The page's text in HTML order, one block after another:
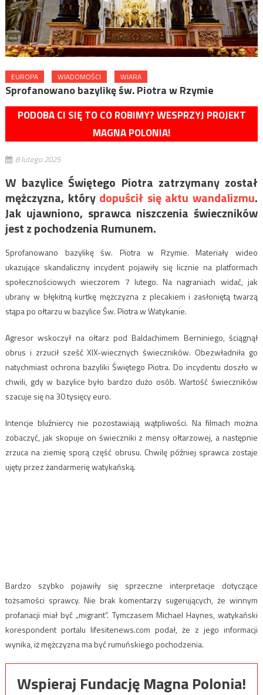
EUROPA WIADOMOŚCI WIARA
Sprofanowano bazylikę św. Piotra w Rzymie
PODOBA CI SIĘ TO CO ROBIMY? WESPRZYJ PROJEKT
MAGNA POLONIA!
8 lutego 2025
W bazylice Świętego Piotra zatrzymany został
mężczyzna, który dopuścił się aktu wandalizmu.
Jak ujawniono, sprawca niszczenia świeczników
jest z pochodzenia Rumunem.
Sprofanowano bazylikę św. Piotra w Rzymie. Materiały wideo
ukazujące skandaliczny incydent pojawiły się licznie na platformach
społecznościowych wieczorem 7 lutego. Na nagraniach widać, jak
ubrany w błękitną kurtkę mężczyzna z plecakiem i zasłoniętą twarzą
stąpa po ołtarzu w bazylice Św. Piotra w Watykanie.
Agresor wskoczył na ołtarz pod Baldachimem Berniniego, ściągnął
obrus i zrzucił sześć XIX-wiecznych świeczników. Obezwładniła go
natychmiast ochrona bazyliki Świętego Piotra. Do incydentu doszło w
chwili, gdy w bazylice było bardzo dużo osób. Wartość świeczników
szacuje się na 30 tysięcy euro.
Intencje bluźniercy nie pozostawiają wątpliwości. Na filmach można
zobaczyć, jak skopuje on świeczniki z mensy ołtarzowej, a następnie
zrzuca na ziemię sporą część obrusu. Chwilę później sprawca zostaje
ujęty przez żandarmerię watykańską.
Bardzo szybko pojawiły się sprzeczne interpretacje dotyczące
tożsamości sprawcy. Nie brak komentarzy sugerujących, że winnym
profanacji miał być „migrant”. Tymczasem Michael Haynes, watykański
korespondent portalu lifesitenews.com podał, że z jego informacji
wynika, iż mężczyzna ma być rumuńskiego pochodzenia.
Wspieraj Fundację Magna Polonia!